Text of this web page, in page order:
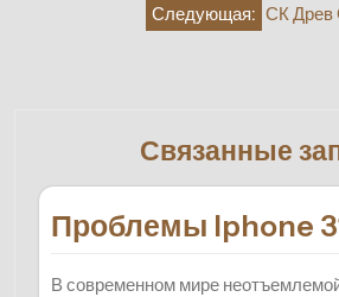
Следующая: СК Древ
Связанные
Проблемы Iphone
В современном мире